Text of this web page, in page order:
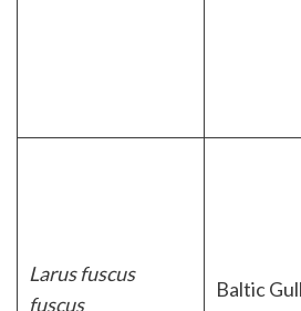
Larus fuscus
fuscus
Baltic Gull